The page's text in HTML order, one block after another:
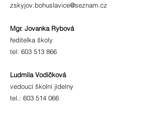
zskyjov.bohuslavice@seznam.cz
Mgr. Jovanka Rybová
ředitelka školy
tel: 603 513 866
Ludmila Vodičková
vedoucí školní jídelny
tel.: 603 514 066